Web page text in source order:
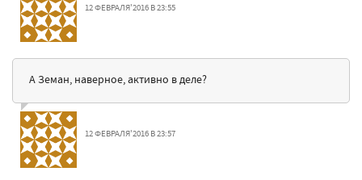
12 ФЕВРАЛЯ'2016 В 23:55
А Земан, наверное, активно в деле?
12 ФЕВРАЛЯ'2016 В 23:57